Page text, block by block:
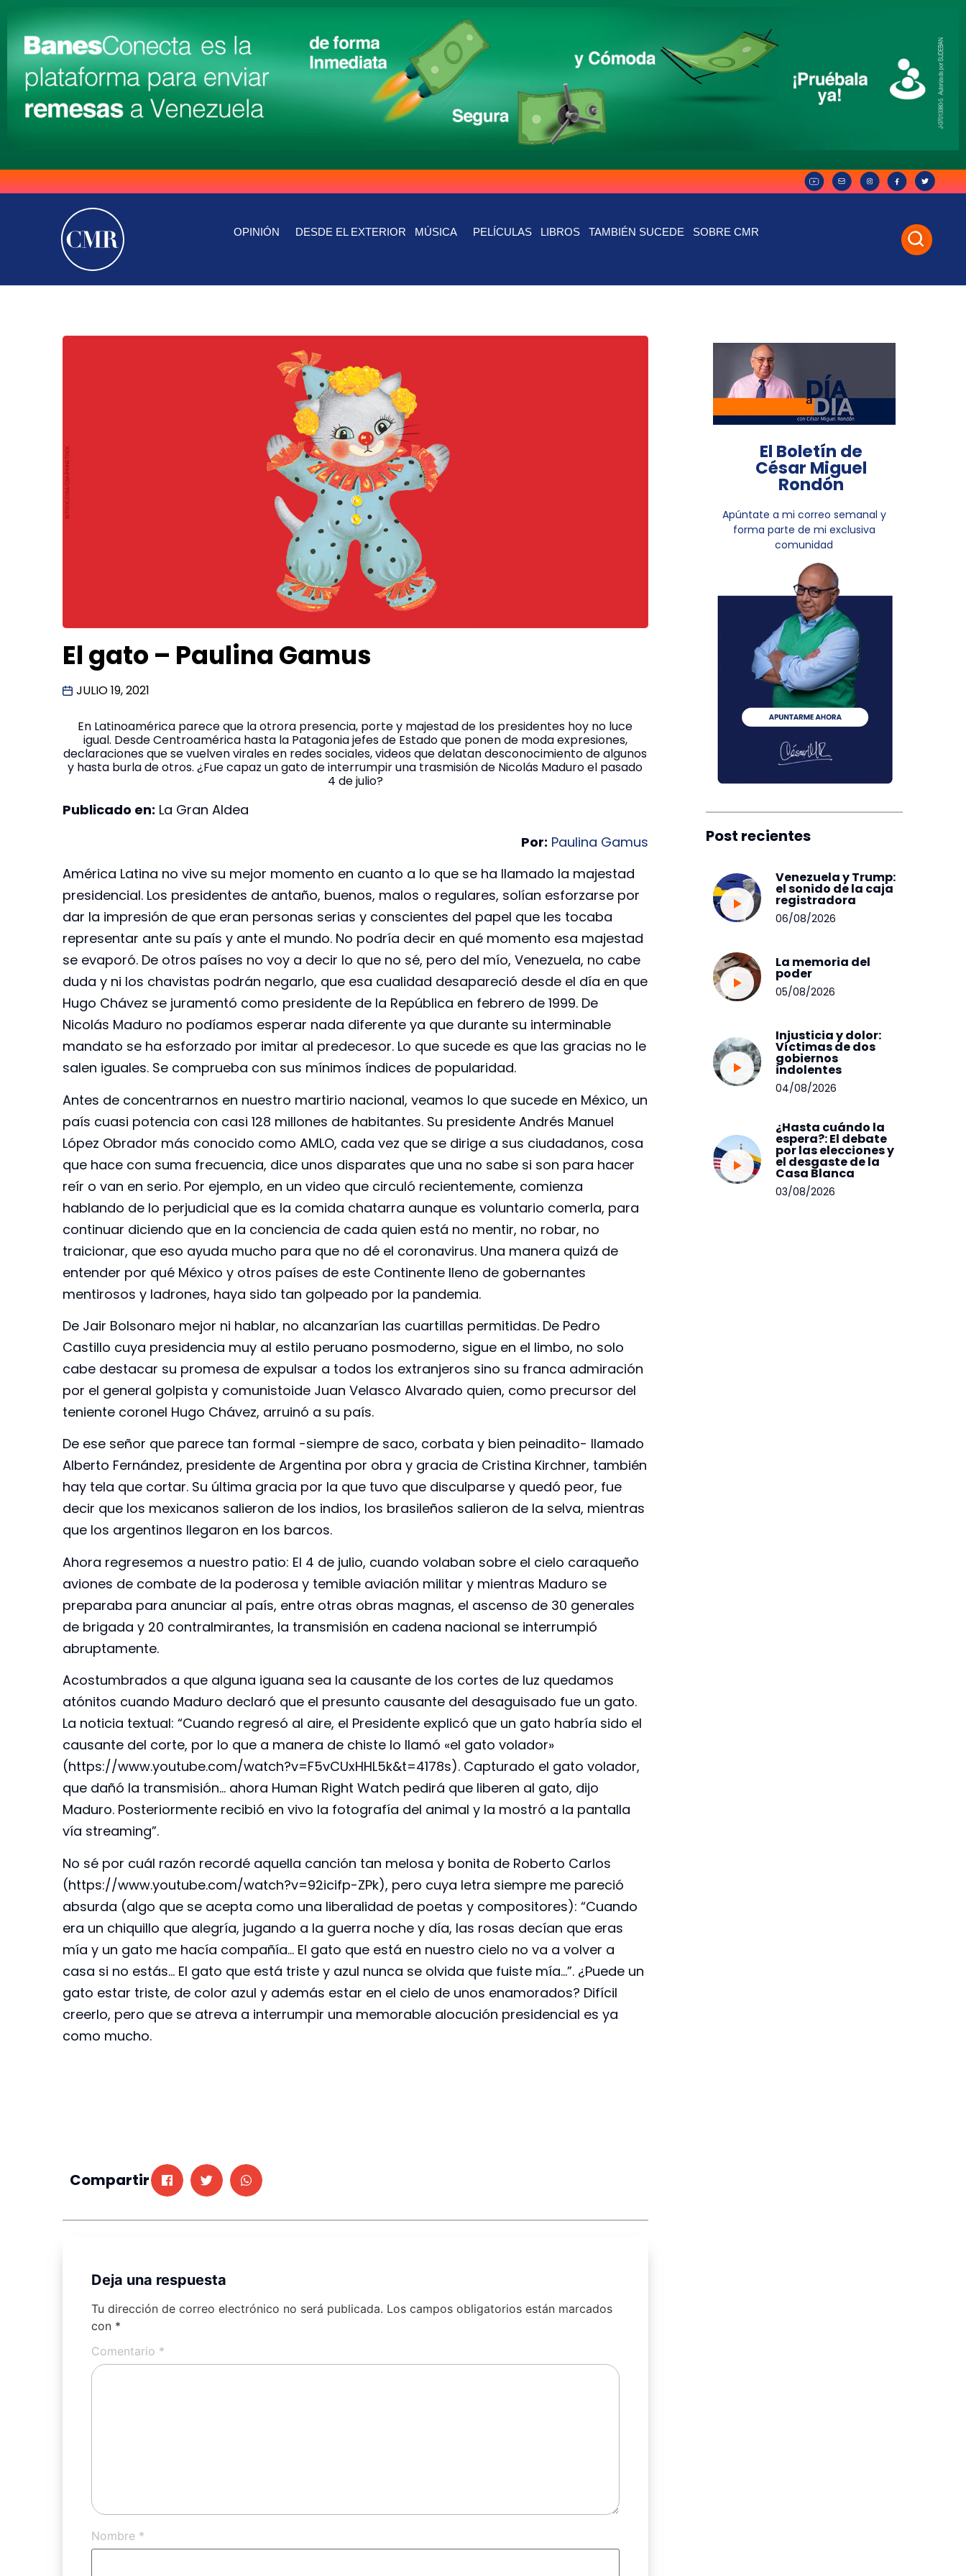
OPINIÓN DESDE EL EXTERIOR MÚSICA PELÍCULAS LIBROS TAMBIÉN SUCEDE SOBRE CMR
El gato – Paulina Gamus
JULIO 19, 2021
En Latinoamérica parece que la otrora presencia, porte y majestad de los presidentes hoy no luce
igual. Desde Centroamérica hasta la Patagonia jefes de Estado que ponen de moda expresiones,
declaraciones que se vuelven virales en redes sociales, videos que delatan desconocimiento de algunos
y hasta burla de otros. ¿Fue capaz un gato de interrumpir una trasmisión de Nicolás Maduro el pasado
4 de julio?
Publicado en: La Gran Aldea
Por: Paulina Gamus
América Latina no vive su mejor momento en cuanto a lo que se ha llamado la majestad
presidencial. Los presidentes de antaño, buenos, malos o regulares, solían esforzarse por
dar la impresión de que eran personas serias y conscientes del papel que les tocaba
representar ante su país y ante el mundo. No podría decir en qué momento esa majestad
se evaporó. De otros países no voy a decir lo que no sé, pero del mío, Venezuela, no cabe
duda y ni los chavistas podrán negarlo, que esa cualidad desapareció desde el día en que
Hugo Chávez se juramentó como presidente de la República en febrero de 1999. De
Nicolás Maduro no podíamos esperar nada diferente ya que durante su interminable
mandato se ha esforzado por imitar al predecesor. Lo que sucede es que las gracias no le
salen iguales. Se comprueba con sus mínimos índices de popularidad.
Antes de concentrarnos en nuestro martirio nacional, veamos lo que sucede en México, un
país cuasi potencia con casi 128 millones de habitantes. Su presidente Andrés Manuel
López Obrador más conocido como AMLO, cada vez que se dirige a sus ciudadanos, cosa
que hace con suma frecuencia, dice unos disparates que una no sabe si son para hacer
reír o van en serio. Por ejemplo, en un video que circuló recientemente, comienza
hablando de lo perjudicial que es la comida chatarra aunque es voluntario comerla, para
continuar diciendo que en la conciencia de cada quien está no mentir, no robar, no
traicionar, que eso ayuda mucho para que no dé el coronavirus. Una manera quizá de
entender por qué México y otros países de este Continente lleno de gobernantes
mentirosos y ladrones, haya sido tan golpeado por la pandemia.
De Jair Bolsonaro mejor ni hablar, no alcanzarían las cuartillas permitidas. De Pedro
Castillo cuya presidencia muy al estilo peruano posmoderno, sigue en el limbo, no solo
cabe destacar su promesa de expulsar a todos los extranjeros sino su franca admiración
por el general golpista y comunistoide Juan Velasco Alvarado quien, como precursor del
teniente coronel Hugo Chávez, arruinó a su país.
De ese señor que parece tan formal -siempre de saco, corbata y bien peinadito- llamado
Alberto Fernández, presidente de Argentina por obra y gracia de Cristina Kirchner, también
hay tela que cortar. Su última gracia por la que tuvo que disculparse y quedó peor, fue
decir que los mexicanos salieron de los indios, los brasileños salieron de la selva, mientras
que los argentinos llegaron en los barcos.
Ahora regresemos a nuestro patio: El 4 de julio, cuando volaban sobre el cielo caraqueño
aviones de combate de la poderosa y temible aviación militar y mientras Maduro se
preparaba para anunciar al país, entre otras obras magnas, el ascenso de 30 generales
de brigada y 20 contralmirantes, la transmisión en cadena nacional se interrumpió
abruptamente.
Acostumbrados a que alguna iguana sea la causante de los cortes de luz quedamos
atónitos cuando Maduro declaró que el presunto causante del desaguisado fue un gato.
La noticia textual: “Cuando regresó al aire, el Presidente explicó que un gato habría sido el
causante del corte, por lo que a manera de chiste lo llamó «el gato volador»
(https://www.youtube.com/watch?v=F5vCUxHHL5k&t=4178s). Capturado el gato volador,
que dañó la transmisión… ahora Human Right Watch pedirá que liberen al gato, dijo
Maduro. Posteriormente recibió en vivo la fotografía del animal y la mostró a la pantalla
vía streaming”.
No sé por cuál razón recordé aquella canción tan melosa y bonita de Roberto Carlos
(https://www.youtube.com/watch?v=92icifp-ZPk), pero cuya letra siempre me pareció
absurda (algo que se acepta como una liberalidad de poetas y compositores): “Cuando
era un chiquillo que alegría, jugando a la guerra noche y día, las rosas decían que eras
mía y un gato me hacía compañía… El gato que está en nuestro cielo no va a volver a
casa si no estás… El gato que está triste y azul nunca se olvida que fuiste mía…”. ¿Puede un
gato estar triste, de color azul y además estar en el cielo de unos enamorados? Difícil
creerlo, pero que se atreva a interrumpir una memorable alocución presidencial es ya
como mucho.
Compartir
Deja una respuesta
Tu dirección de correo electrónico no será publicada. Los campos obligatorios están marcados
con *
Comentario *
Nombre *
El Boletín de
César Miguel
Rondón
Apúntate a mi correo semanal y
forma parte de mi exclusiva
comunidad
Post recientes
Venezuela y Trump:
el sonido de la caja
registradora
06/08/2026
La memoria del
poder
05/08/2026
Injusticia y dolor:
Víctimas de dos
gobiernos
indolentes
04/08/2026
¿Hasta cuándo la
espera?: El debate
por las elecciones y
el desgaste de la
Casa Blanca
03/08/2026